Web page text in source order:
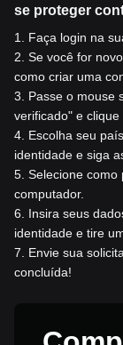
se proteger
1
Faça login na
2 Se você for
como criar uma
3
Passe o mouse
verificado" e clique
4 Escolha seu
identidade e siga
5 Selecione como
computador.
6
Insira seus
identidade e tire
7
Envie sua
concluída!